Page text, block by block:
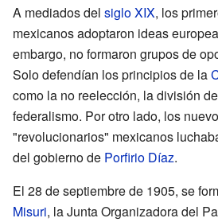
A mediados del siglo XIX, los
mexicanos adoptaron ideas
embargo, no formaron grupos de
Solo defendían los principios de la
como la no reelección, la división
federalismo. Por otro lado, los
"revolucionarios" mexicanos
del gobierno de Porfirio Díaz.
El 28 de septiembre de 1905, se
Misuri, la Junta Organizadora del